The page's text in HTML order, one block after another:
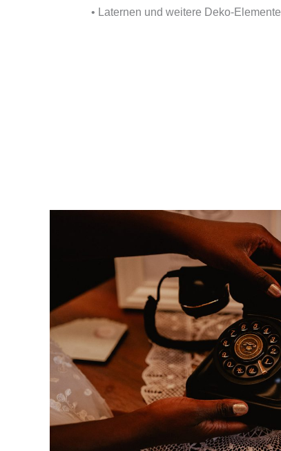
• Laternen und weitere Deko-Elemente